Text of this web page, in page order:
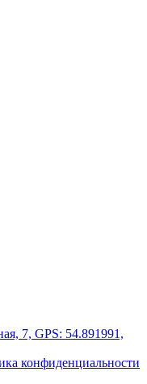
7, GPS: 54.891991,
конфиденциальности